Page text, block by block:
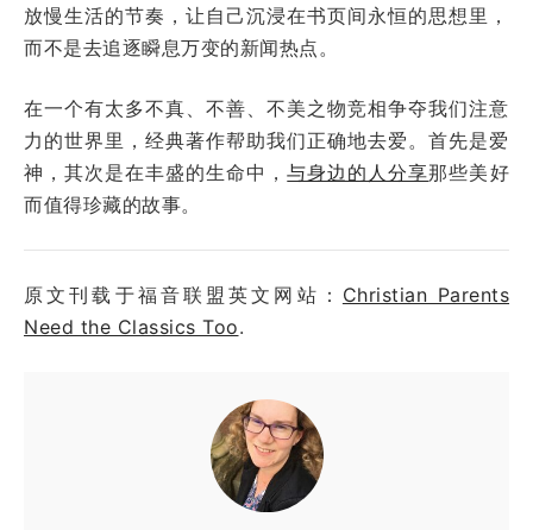
放慢生活的节奏，让自己沉浸在书页间永恒的思想里，
而不是去追逐瞬息万变的新闻热点。
在一个有太多不真、不善、不美之物竞相争夺我们注意
力的世界里，经典著作帮助我们正确地去爱。首先是爱
神，其次是在丰盛的生命中，与身边的人分享那些美好
而值得珍藏的故事。
原文刊载于福音联盟英文网站： Christian Parents
Need the Classics Too.